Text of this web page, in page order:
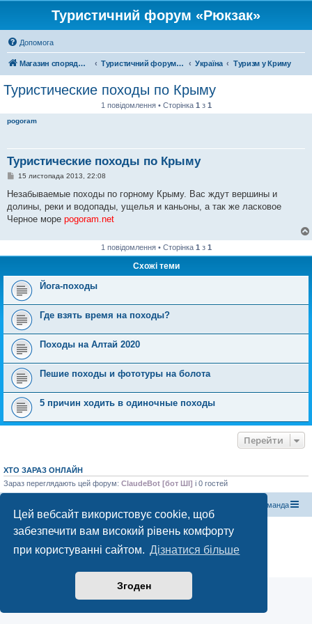
Цей вебсайт використовує cookie, щоб
забезпечити вам високий рівень комфорту
при користуванні сайтом. Дізнатися більше
Згоден
Туристичний форум «Рюкзак»
Допомога
Магазин спорядження Туристичний форум «Рюкзак» Україна Туризм у Криму
Туристические походы по Крыму
1 повідомлення • Сторінка 1 з 1
pogoram
Туристические походы по Крыму
П
в
д
о
м
е
н
15 листопада 2013, 22:08
Незабываемые походы по горному Крыму. Вас ждут вершины и
долины, реки и водопады, ущелья и каньоны, а так же ласковое
Черное море pogoram.net
1 повідомлення • Сторінка 1 з 1
Схожі теми
Йога-походы
Где взять время на походы?
Походы на Алтай 2020
Пешие походы и фототуры на болота
5 причин ходить в одиночные походы
Перейти
ХТО ЗАРАЗ ОНЛАЙН
Зараз переглядають цей форум: ClaudeBot [бот ШІ] і 0 гостей
Команда
Працює на phpBB® Forum Software © phpBB Limited